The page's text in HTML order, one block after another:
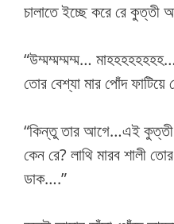
চালাতে ইচ্ছে করে রে
“উম্মম্মম্মম্ম…
তোর বেশ্যা মার পোঁদ
“কিন্তু তার আগে…এই
কেন রে? লাথি মারব শালী
ডাক….”